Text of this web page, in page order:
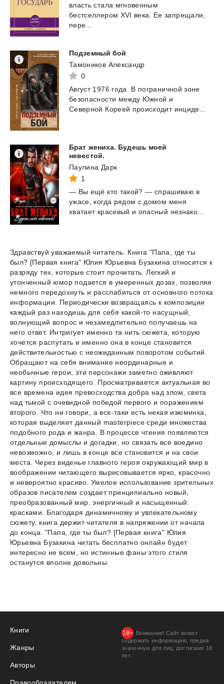
власть стала мгновенным
бестселлером XVI века. Ее запрещали,
пере...
Подземный бой
Тамоников Александр
0
Август 1976 года. В пограничной зоне
безопасности между Южной и
Северной Кореей происходит инциде...
Брат жениха. Будешь моей
невестой.
Паулина Дарк
1
— Вы ещё кто такой? — спрашиваю в
ужасе,
когда рядом с домом меня
хватает красивый и опасный незнако...
Здравствуй уважаемый читатель. Книга "Папа, где ты
был? [Первая книга" Юлия Юрьевна Бузакина относится к
разряду тех, которые стоит прочитать. Легкий и
утонченный юмор подается в умеренных дозах, позволяя
немного передохнуть и расслабиться от основного потока
информации. Периодически возвращаясь к композиции
каждый раз находишь для себя какой-то насущный,
волнующий вопрос и незамедлительно получаешь на
него ответ. Интригует именно та нить сюжета, которую
хочется распутать и именно она в конце становится
действительностью с неожиданным поворотом событий.
Обращают на себя внимание неординарные и
необычные герои, эти персонажи заметно оживляют
картину происходящего. Просматривается актуальная во
все времена идея превосходства добра над злом, света
над тьмой с очевидной победой первого и поражением
второго. Что ни говори, а все-таки есть некая изюминка,
которая выделяет данный masterpiece среди множества
подобного рода и жанра. В процессе чтения появляются
отдельные домыслы и догадки, но связать все воедино
невозможно, и лишь в конце все становится и на свои
места. Через виденье главного героя окружающий мир в
воображении читающего вырисовывается ярко, красочно
и невероятно красиво. Умелое использование зрительных
образов писателем создает принципиально новый,
преобразованный мир, энергичный и насыщенный
красками. Благодаря динамичному и увлекательному
сюжету, книга держит читателя в напряжении от начала
до конца. "Папа, где ты был? [Первая книга" Юлия
Юрьевна Бузакина читать бесплатно онлайн будет
интересно не всем, но истинные фаны этого стиля
останутся вполне довольны.
Книги
Жанры
Авторы
Внимание! Сайт может
содержать информацию, предна­
значенную для лиц, дости­гших 18
лет.